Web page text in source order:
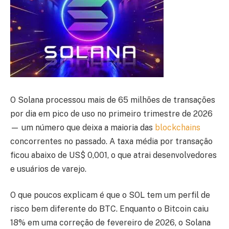
O Solana processou mais de 65 milhões de transações
por dia em pico de uso no primeiro trimestre de 2026
— um número que deixa a maioria das blockchains
concorrentes no passado. A taxa média por transação
ficou abaixo de US$ 0,001, o que atrai desenvolvedores
e usuários de varejo.
O que poucos explicam é que o SOL tem um perfil de
risco bem diferente do BTC. Enquanto o Bitcoin caiu
18% em uma correção de fevereiro de 2026, o Solana